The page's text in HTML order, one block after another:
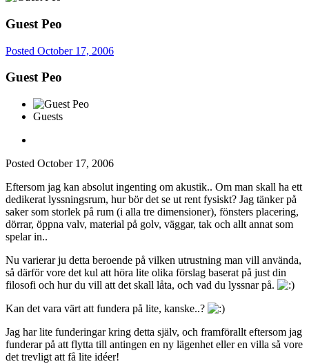
Guest Peo
Posted October 17, 2006
Guest Peo
Guests
Posted October 17, 2006
Eftersom jag kan absolut ingenting om akustik.. Om man skall ha ett
dedikerat lyssningsrum, hur bör det se ut rent fysiskt? Jag tänker på
saker som storlek på rum (i alla tre dimensioner), fönsters placering,
dörrar, öppna valv, material på golv, väggar, tak och allt annat som
spelar in..
Nu varierar ju detta beroende på vilken utrustning man vill använda,
så därför vore det kul att höra lite olika förslag baserat på just din
filosofi och hur du vill att det skall låta, och vad du lyssnar på.
Kan det vara värt att fundera på lite, kanske..?
Jag har lite funderingar kring detta själv, och framförallt eftersom jag
funderar på att flytta till antingen en ny lägenhet eller en villa så vore
det trevligt att få lite idéer!